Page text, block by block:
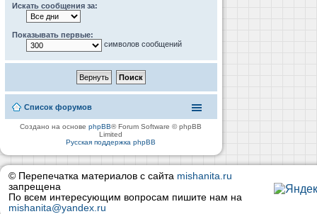
Искать сообщения за:
Показывать первые:
символов сообщений
Список форумов
Создано на основеphpBB® Forum Software © phpBB
Limited
Русская поддержка phpBB
© Перепечатка материалов с сайта mishanita.ru
запрещена
По всем интересующим вопросам пишите нам на
mishanita@yandex.ru